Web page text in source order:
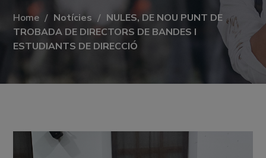
Home Notícies
NULES, DE NOU PUNT DE
TROBADA DE DIRECTORS DE BANDES I
ESTUDIANTS DE DIRECCIÓ